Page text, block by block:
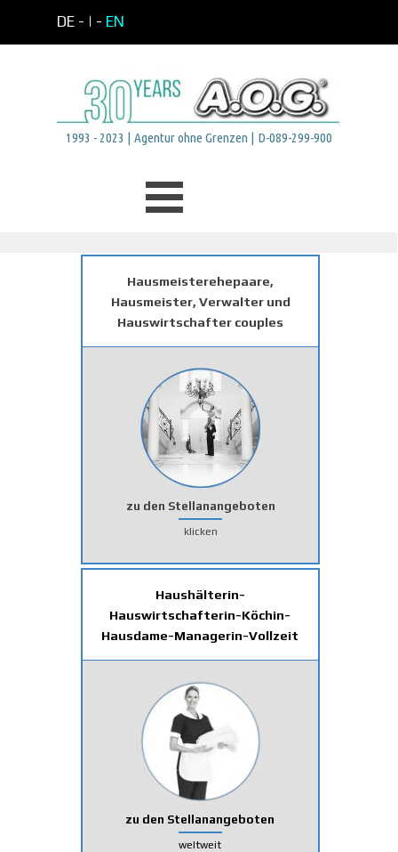
DE - | - EN
1993 - 2023 | Agentur ohne Grenzen | D-089-299-900
zu den Stellanangeboten
klicken
Hausmeisterehepaare,
Hausmeister, Verwalter und
Hauswirtschafter couples
zu den Stellanangeboten
weltweit
Haushälterin-
Hauswirtschafterin-Köchin-
Hausdame-Managerin-Vollzeit